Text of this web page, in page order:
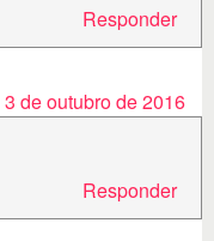
Responder
3 de outubro de 2016
Responder